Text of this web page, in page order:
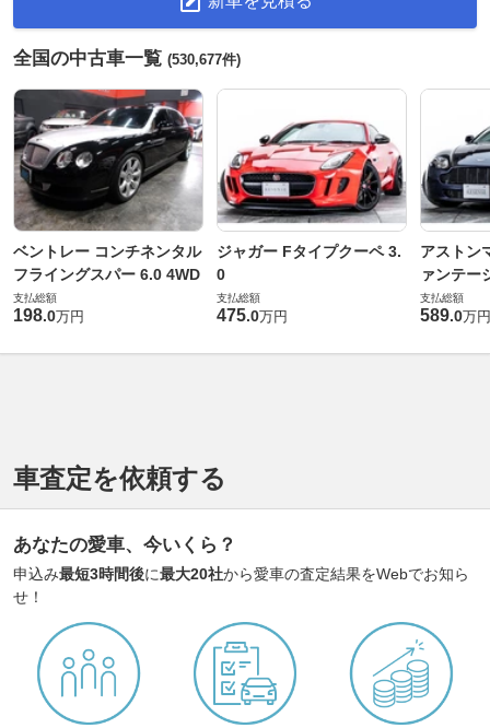
全国の中古車一覧 (530,677件)
ベントレー コンチネンタル
フライングスパー 6.0 4WD
支払総額
198.0万円
ジャガー Fタイプクーペ 3.
0
支払総額
475.0万円
アストン
ァンテー
支払総額
589.0万円
車査定を依頼する
あなたの愛車、今いくら？
申込み最短3時間後に最大20社から愛車の査定結果をWebでお知ら
せ！